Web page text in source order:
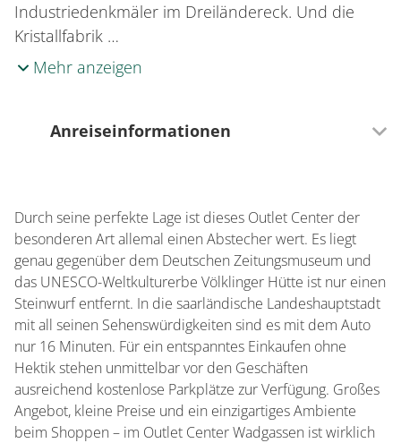
Industriedenkmäler im Dreiländereck. Und die
Kristallfabrik …
Mehr anzeigen
Anreiseinformationen
Parkmöglichkeiten am Haus
Durch seine perfekte Lage ist dieses Outlet Center der
besonderen Art allemal einen Abstecher wert. Es liegt
genau gegenüber dem Deutschen Zeitungsmuseum und
das UNESCO-Weltkulturerbe Völklinger Hütte ist nur einen
Steinwurf entfernt. In die saarländische Landeshauptstadt
mit all seinen Sehenswürdigkeiten sind es mit dem Auto
nur 16 Minuten. Für ein entspanntes Einkaufen ohne
Hektik stehen unmittelbar vor den Geschäften
ausreichend kostenlose Parkplätze zur Verfügung. Großes
Angebot, kleine Preise und ein einzigartiges Ambiente
beim Shoppen – im Outlet Center Wadgassen ist wirklich